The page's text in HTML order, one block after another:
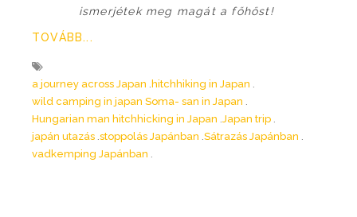
ismerjétek meg magát a főhőst!
TOVÁBB...
a journey across Japan hitchhiking in Japan
wild camping in japan Soma- san in Japan
Hungarian man hitchhicking in Japan Japan trip
japán utazás stoppolás Japánban Sátrazás Japánban
vadkemping Japánban